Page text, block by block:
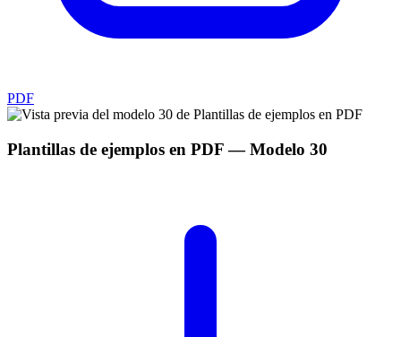
PDF
Plantillas de ejemplos en PDF— Modelo 30